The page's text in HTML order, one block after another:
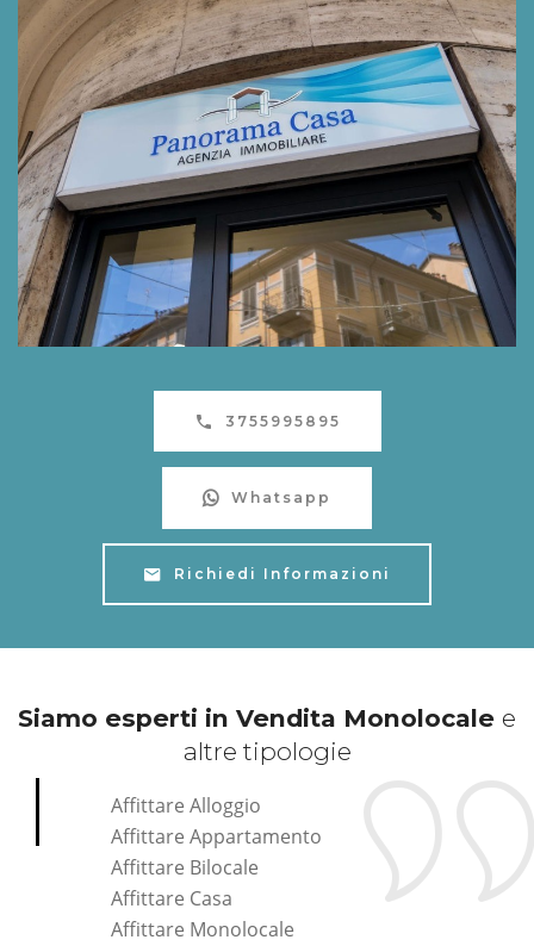
3755995895
Whatsapp
Richiedi Informazioni
Siamo esperti in Vendita Monolocale e
altre tipologie
Affittare Alloggio
Affittare Appartamento
Affittare Bilocale
Affittare Casa
Affittare Monolocale